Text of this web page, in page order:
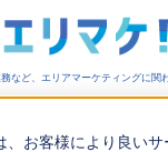
、お客様により良いサ
など、エリアマーケティングに関
市場調査の必